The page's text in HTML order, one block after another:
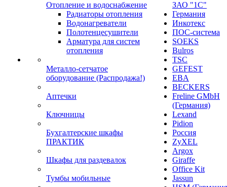
Отопление и водоснабжение
Радиаторы отопления
Водонагреватели
Полотенцесушители
Арматура для систем
отопления
Металло-сетчатое
оборудование (Распродажа!)
Аптечки
Ключницы
Бухгалтерские шкафы
ПРАКТИК
Шкафы для раздевалок
Тумбы мобильные
ЗАО "1С"
Германия
Инкотекс
ПОС-система
SOEKS
Bulros
TSC
GEFEST
EBA
BECKERS
Freline GMbH
(Германия)
Lexand
Pidion
Россия
ZyXEL
Argox
Giraffe
Office Kit
Jassun